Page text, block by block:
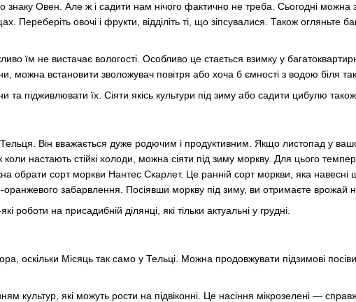
знаку Овен. Але ж і садити нам нічого фактично не треба. Сьогодні можна
Переберіть овочі і фрукти, відділіть ті, що зіпсувалися. Також огляньте
їм не вистачає вологості. Особливо це стається взимку у
можна встановити зволожувач повітря або хоча б ємності з водою біля
підживлювати їх. Сіяти якісь культури під зиму або садити цибулю
Він вважається дуже родючим і продуктивним. Якщо листопад у
настають стійкі холоди, можна сіяти під зиму моркву. Для цього
обрати сорт моркви Нантес Скарлет. Це ранній сорт моркви, яка навесні
забарвлення. Посіявши моркву під зиму, ви отримаєте врожай
роботи на присадибній ділянці, які тільки актуальні у грудні.
оскільки Місяць так само у Тельці. Можна продовжувати підзимові
культур, які можуть рости на підвіконні. Це насіння мікрозелені —